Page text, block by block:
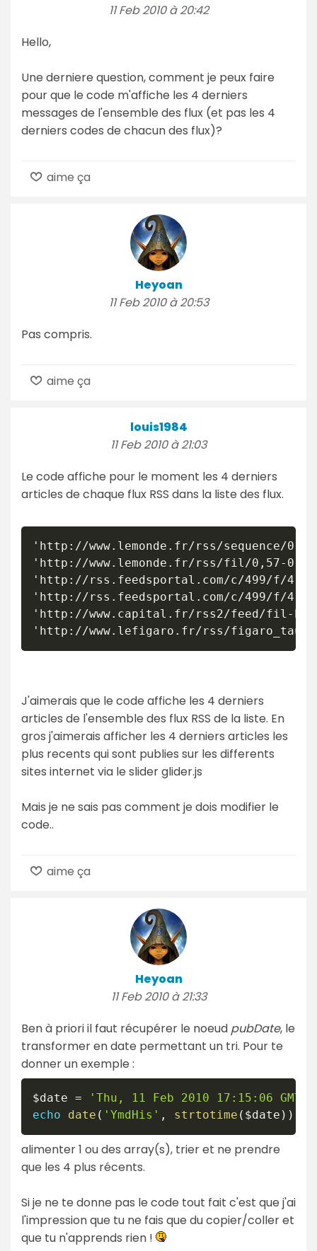
11 Feb 2010 à 20:42
Hello,
Une derniere question, comment je peux faire
pour que le code m'affiche les 4 derniers
messages de l'ensemble des flux (et pas les 4
derniers codes de chacun des flux)?
aime ça
Heyoan
11 Feb 2010 à 20:53
Pas compris.
aime ça
louis1984
11 Feb 2010 à 21:03
Le code affiche pour le moment les 4 derniers
articles de chaque flux RSS dans la liste des flux.
'http://www.lemonde.fr/rss/sequence/
'http://www.lemonde.fr/rss/fil/0,57-
'http://rss.feedsportal.com/c/499/f/
'http://rss.feedsportal.com/c/499/f/
'http://www.capital.fr/rss2/feed/fil-
'http://www.lefigaro.fr/rss/
J'aimerais que le code affiche les 4 derniers
articles de l'ensemble des flux RSS de la liste. En
gros j'aimerais afficher les 4 derniers articles les
plus recents qui sont publies sur les differents
sites internet via le slider glider.js
Mais je ne sais pas comment je dois modifier le
code..
aime ça
Heyoan
11 Feb 2010 à 21:33
Ben à priori il faut récupérer le noeud pubDate, le
transformer en date permettant un tri. Pour te
donner un exemple :
$date = 'Thu, 11 Feb 2010 17:15:06 GMT'
echo
date ( 'YmdHis' , strtotime ( $date ) )
alimenter 1 ou des array(s), trier et ne prendre
que les 4 plus récents.
Si je ne te donne pas le code tout fait c'est que j'ai
l'impression que tu ne fais que du copier/coller et
que tu n'apprends rien !